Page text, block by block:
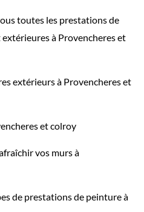
toutes les prestations de
à Provencheres et
extérieurs à Provencheres et
et colroy
vos murs à
de prestations de peinture à